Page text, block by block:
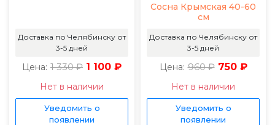
Доставка по Челябинску от
3-5 дней
Цена: 1 330 ₽ 1 100 ₽
Нет в наличии
Уведомить о
появлении
Сосна Крымская 40-60
см
Доставка по Челябинску от
3-5 дней
Цена: 960 ₽ 750 ₽
Нет в наличии
Уведомить о
появлении